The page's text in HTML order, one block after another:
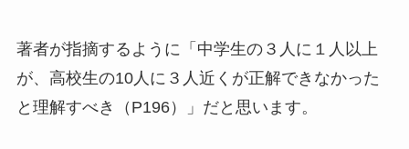
著者が指摘するように「中学生の３人に１人以上
が、高校生の10人に３人近くが正解できなかった
と理解すべき（P196）」だと思います。